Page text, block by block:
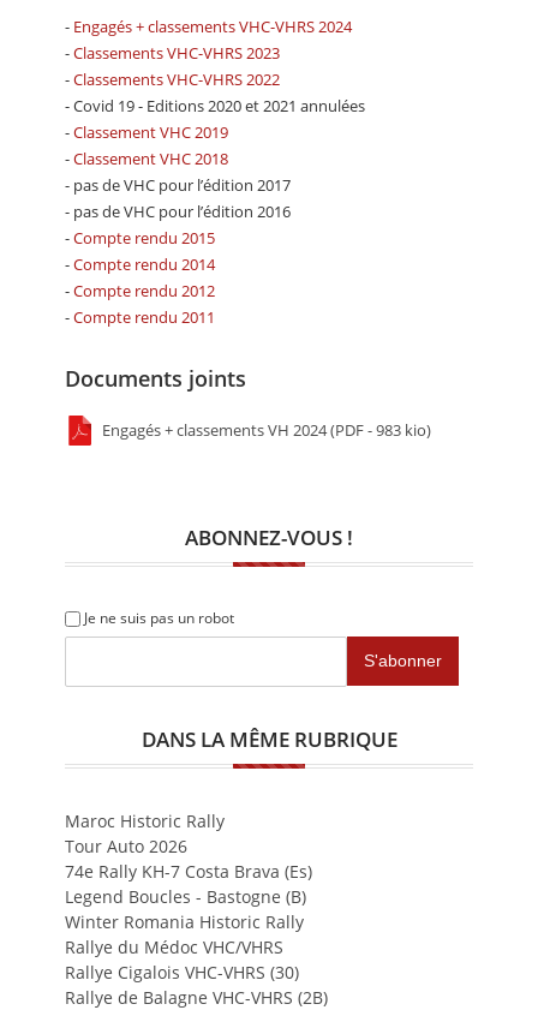
- Engagés + classements VHC-VHRS 2024
-Classements VHC-VHRS 2023
-Classements VHC-VHRS 2022
- Covid 19 - Editions 2020 et 2021 annulées
-Classement VHC 2019
-Classement VHC 2018
- pas de VHC pour l’édition 2017
- pas de VHC pour l’édition 2016
-Compte rendu 2015
-Compte rendu 2014
-Compte rendu 2012
-Compte rendu 2011
Documents joints
Engagés + classements VH 2024 (PDF - 983 kio)
ABONNEZ-VOUS !
Je ne suis pas un robot
DANS LA MÊME RUBRIQUE
Maroc Historic Rally
Tour Auto 2026
74e Rally KH-7 Costa Brava (Es)
Legend Boucles - Bastogne (B)
Winter Romania Historic Rally
Rallye du Médoc VHC/VHRS
Rallye Cigalois VHC-VHRS (30)
Rallye de Balagne VHC-VHRS (2B)